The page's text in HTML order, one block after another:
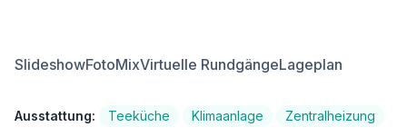
SlideshowFotoMixVirtuelle RundgängeLageplan
Ausstattung: Teeküche Klimaanlage Zentralheizung